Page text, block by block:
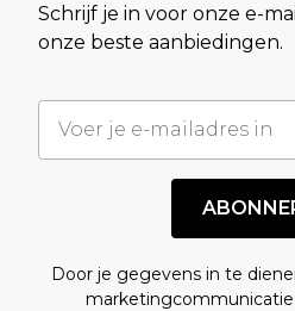
Schrijf je in voor onze e-
onze beste aanbiedingen.
Door je gegevens in te